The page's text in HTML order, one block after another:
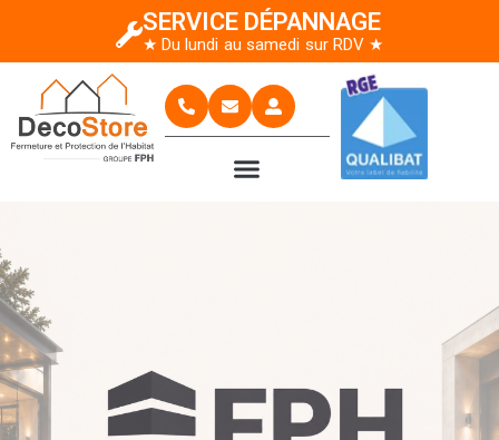
SERVICE DÉPANNAGE
★ Du lundi au samedi sur RDV ★